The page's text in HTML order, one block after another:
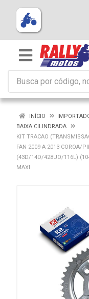
INÍCIO
BAIXA CILINDRADA
KIT TRACAO
FAN 2009 A 2013 COROA/
(43D/14D/428UO/116L)
MAXI